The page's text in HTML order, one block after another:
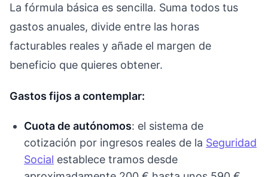
La fórmula básica es sencilla. Suma todos tus
gastos anuales, divide entre las horas
facturables reales y añade el margen de
beneficio que quieres obtener.
Gastos fijos a contemplar:
Cuota de autónomos: el sistema de
cotización por ingresos reales de la Seguridad
Social establece tramos desde